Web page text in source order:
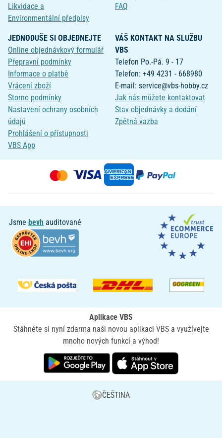
Likvidace a
Environmentální předpisy
FAQ
JEDNODUŠE SI OBJEDNEJTE
Online objednávkový formulář
Přepravní podmínky
Informace o platbě
Vrácení zboží
Storno podmínky
Nastavení ochrany osobních
údajů
Prohlášení o přístupnosti
VBS App
VÁŠ KONTAKT NA SLUŽBU
VBS
Telefon Po.-Pá. 9 - 17
Telefon: +49 4231 - 668980
E-mail: service@vbs-hobby.cz
Jak nás můžete kontaktovat
Stav objednávky a dodání
Zpětná vazba
Jsme bevh auditované
Aplikace VBS
Stáhněte si nyní zdarma naši novou aplikaci VBS a využívejte
mnoho nových funkcí a výhod!
ČEŠTINA